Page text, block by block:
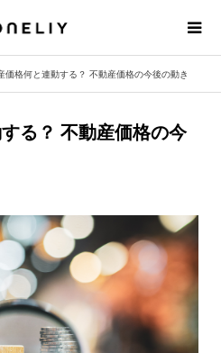
価格何と連動する？ 不動産価格の今後の動き
る？ 不動産価格の今